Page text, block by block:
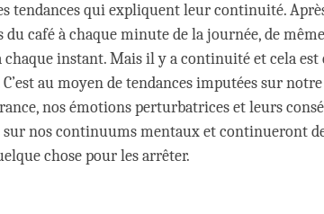
tendances qui expliquent leur continuité.
du café à chaque minute de la journée, de
chaque instant. Mais il y a continuité et cela est
C’est au moyen de tendances imputées sur
nos émotions perturbatrices et leurs
sur nos continuums mentaux et continueront
chose pour les arrêter.